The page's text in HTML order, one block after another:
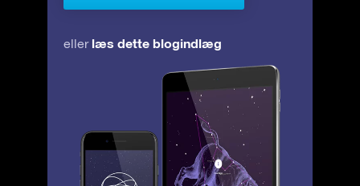
eller læs dette blogindlæg